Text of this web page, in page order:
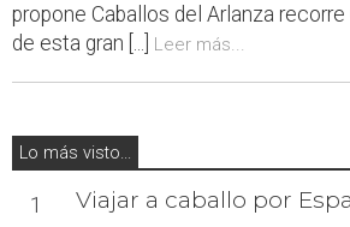
propone Caballos del Arlanza
de esta gran [...] Leer más...
Lo más visto...
1 Viajar a caballo por